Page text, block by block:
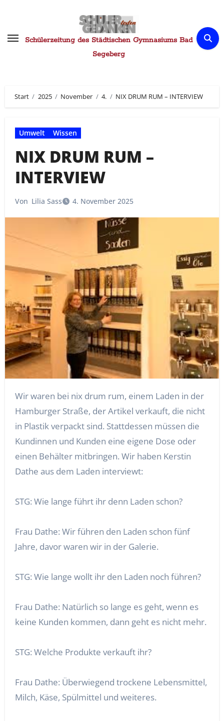
springenSchülerzeitung des Städtischen Gymnasiums Bad
Segeberg
Start 2025 November 4. NIX DRUM RUM – INTERVIEW
Umwelt Wissen
NIX DRUM RUM –
INTERVIEW
Von Lilia Sass 4. November 2025
Wir waren bei nix drum rum, einem Laden in der
Hamburger Straße, der Artikel verkauft, die nicht
in Plastik verpackt sind. Stattdessen müssen die
Kundinnen und Kunden eine eigene Dose oder
einen Behälter mitbringen. Wir haben Kerstin
Dathe aus dem Laden interviewt:
STG: Wie lange führt ihr denn Laden schon?
Frau Dathe: Wir führen den Laden schon fünf
Jahre, davor waren wir in der Galerie.
STG: Wie lange wollt ihr den Laden noch führen?
Frau Dathe: Natürlich so lange es geht, wenn es
keine Kunden kommen, dann geht es nicht mehr.
STG: Welche Produkte verkauft ihr?
Frau Dathe: Überwiegend trockene Lebensmittel,
Milch, Käse, Spülmittel und weiteres.